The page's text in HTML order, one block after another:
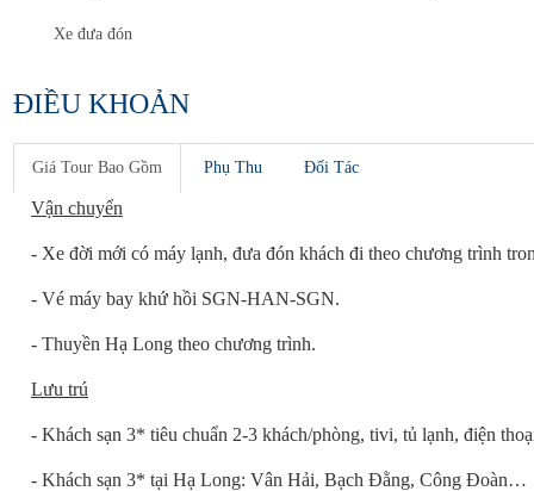
Xe đưa đón
ĐIỀU KHOẢN
Giá Tour Bao Gồm Phụ Thu Đối Tác
Vận chuyển
- Xe đời mới có máy lạnh, đưa đón khách đi theo chương trình
- Vé máy bay khứ hồi SGN-HAN-SGN.
- Thuyền Hạ Long theo chương trình.
Lưu trú
- Khách sạn 3* tiêu chuẩn 2-3 khách/phòng, tivi, tủ lạnh, điện
- Khách sạn 3* tại Hạ Long: Vân Hải, Bạch Đằng, Công Đoàn…